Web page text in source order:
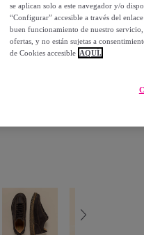
se aplican solo a este navegador y/o
“Configurar” accesible a través del
buen funcionamiento de nuestro
ofertas, y no están sujetas a
de Cookies accesible AQUÍ.